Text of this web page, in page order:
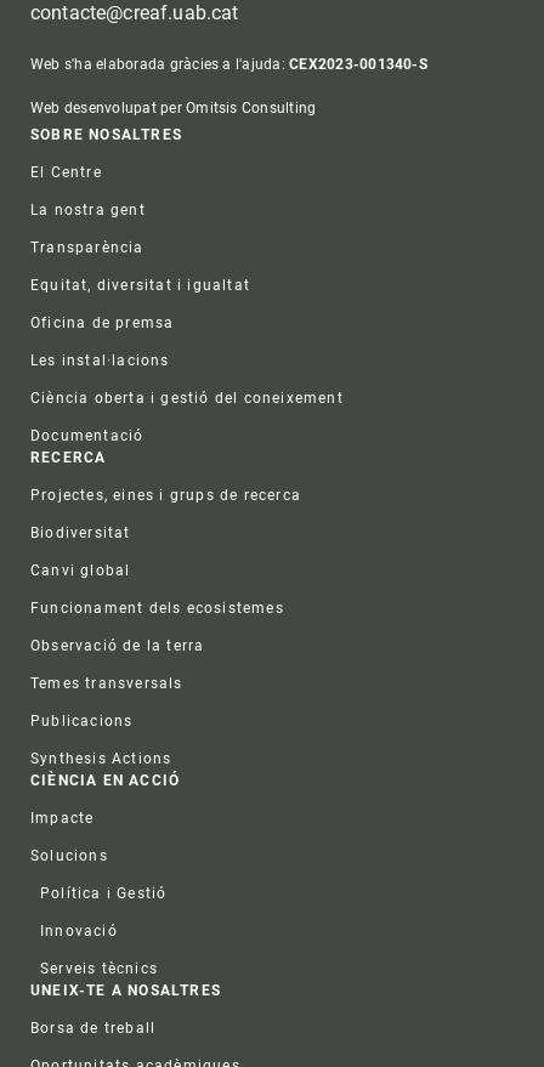
contacte@creaf.uab.cat
Web s'ha elaborada gràcies a l'ajuda:CEX2023-001340-S
Web desenvolupat per Omitsis Consulting
Footer
SOBRE NOSALTRES
El Centre
La nostra gent
Transparència
Equitat, diversitat i igualtat
Oficina de premsa
Les instal·lacions
Ciència oberta i gestió del coneixement
Documentació
RECERCA
Projectes, eines i grups de recerca
Biodiversitat
Canvi global
Funcionament dels ecosistemes
Observació de la terra
Temes transversals
Publicacions
Synthesis Actions
CIÈNCIA EN ACCIÓ
Impacte
Solucions
Política i Gestió
Innovació
Serveis tècnics
UNEIX-TE A NOSALTRES
Borsa de treball